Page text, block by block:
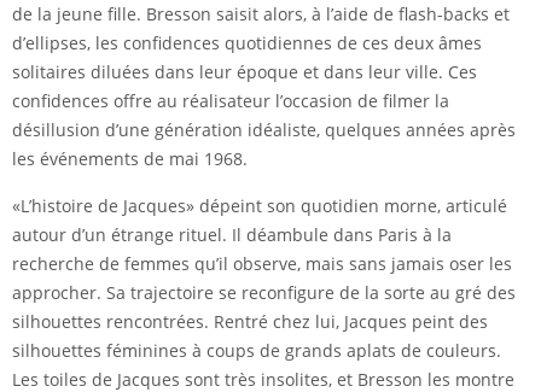
de la jeune fille. Bresson saisit alors, à l’aide de flash-backs et
d’ellipses, les confidences quotidiennes de ces deux âmes
solitaires diluées dans leur époque et dans leur ville. Ces
confidences offre au réalisateur l’occasion de filmer la
désillusion d’une génération idéaliste, quelques années après
les événements de mai 1968.
«L’histoire de Jacques» dépeint son quotidien morne, articulé
autour d’un étrange rituel. Il déambule dans Paris à la
recherche de femmes qu’il observe, mais sans jamais oser les
approcher. Sa trajectoire se reconfigure de la sorte au gré des
silhouettes rencontrées. Rentré chez lui, Jacques peint des
silhouettes féminines à coups de grands aplats de couleurs.
Les toiles de Jacques sont très insolites, et Bresson les montre